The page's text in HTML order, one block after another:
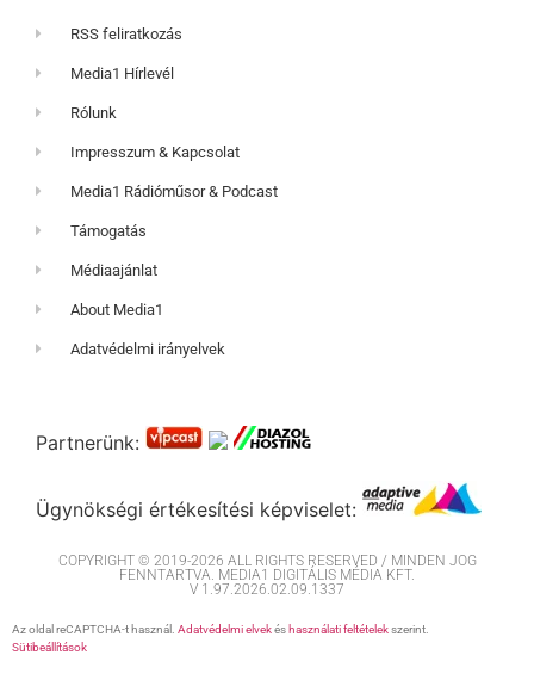
RSS feliratkozás
Media1 Hírlevél
Rólunk
Impresszum & Kapcsolat
Media1 Rádióműsor & Podcast
Támogatás
Médiaajánlat
About Media1
Adatvédelmi irányelvek
Partnerünk:
Ügynökségi értékesítési képviselet:
COPYRIGHT © 2019-2026 ALL RIGHTS RESERVED / MINDEN JOG
FENNTARTVA. MEDIA1 DIGITÁLIS MÉDIA KFT.
V 1.97.2026.02.09.1337
Az oldal reCAPTCHA-t használ. Adatvédelmi elvekés használati feltételekszerint.
Sütibeállítások